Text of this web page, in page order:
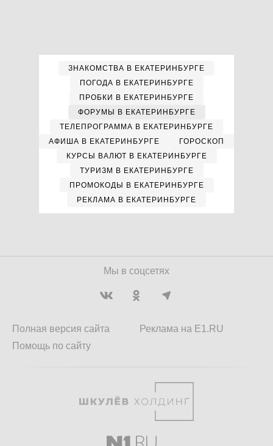
ЗНАКОМСТВА В ЕКАТЕРИНБУРГЕ
ПОГОДА В ЕКАТЕРИНБУРГЕ
ПРОБКИ В ЕКАТЕРИНБУРГЕ
ФОРУМЫ В ЕКАТЕРИНБУРГЕ
ТЕЛЕПРОГРАММА В ЕКАТЕРИНБУРГЕ
АФИША В ЕКАТЕРИНБУРГЕ
ГОРОСКОП
КУРСЫ ВАЛЮТ В ЕКАТЕРИНБУРГЕ
ТУРИЗМ В ЕКАТЕРИНБУРГЕ
ПРОМОКОДЫ В ЕКАТЕРИНБУРГЕ
РЕКЛАМА В ЕКАТЕРИНБУРГЕ
Мы в соцсетях
Полная версия сайта
Помощь по сайту
Реклама на E1.RU